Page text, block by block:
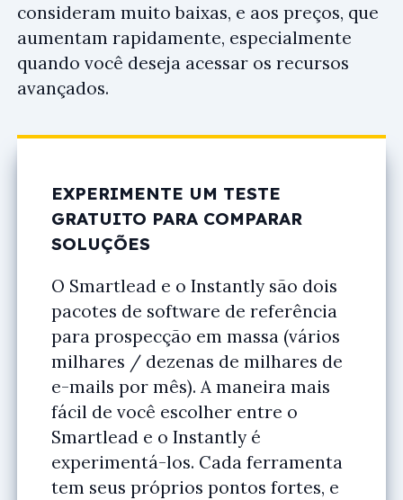
consideram muito baixas, e aos preços, que
aumentam rapidamente, especialmente
quando você deseja acessar os recursos
avançados.
EXPERIMENTE UM TESTE
GRATUITO PARA COMPARAR
SOLUÇÕES
O Smartlead e o Instantly são dois
pacotes de software de referência
para prospecção em massa (vários
milhares / dezenas de milhares de
e-mails por mês). A maneira mais
fácil de você escolher entre o
Smartlead e o Instantly é
experimentá-los. Cada ferramenta
tem seus próprios pontos fortes, e